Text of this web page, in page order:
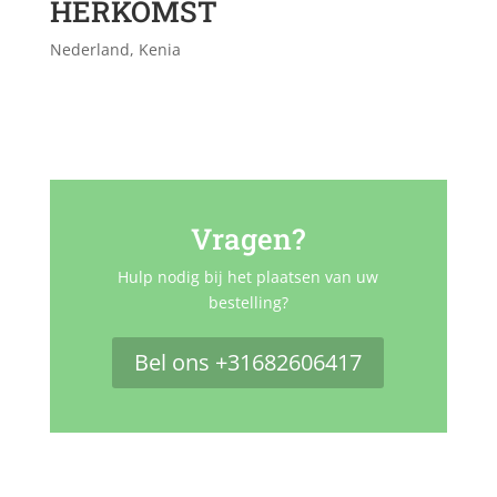
HERKOMST
Nederland, Kenia
Vragen?
Hulp nodig bij het plaatsen van uw
bestelling?
Bel ons +31682606417